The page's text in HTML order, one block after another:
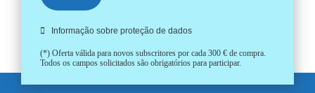
Informação sobre proteção de dados
(*) Oferta válida para novos subscritores por cada 300 € de compra.
Todos os campos solicitados são obrigatórios para participar.